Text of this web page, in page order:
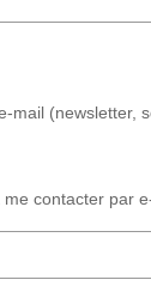
mail (newsletter,
contacter par